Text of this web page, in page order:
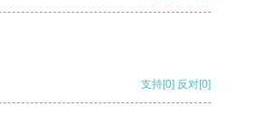
支持[0] 反对[0]